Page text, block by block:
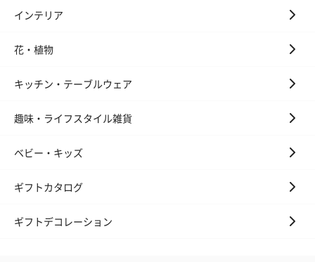
インテリア
花・植物
キッチン・テーブルウェア
趣味・ライフスタイル雑貨
ベビー・キッズ
ギフトカタログ
ギフトデコレーション